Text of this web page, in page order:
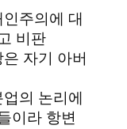
주의에 대
비판
자기 아버
의 논리에
이라 항변